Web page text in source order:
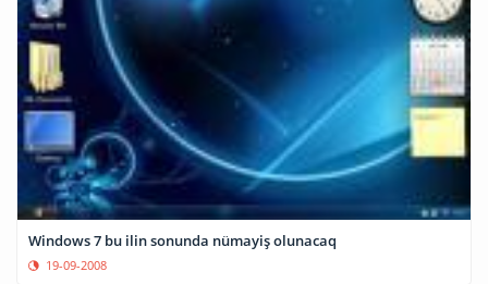
Windows 7 bu ilin sonunda nümayiş olunacaq
19-09-2008